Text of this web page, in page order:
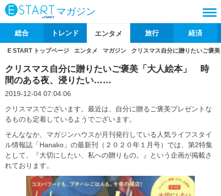
マガジン
総合 トレンド エンタメ 旅行 経済
E START トップページ エンタメ マガジン クリスマス自分に贈りたいご
クリスマス自分に贈りたいご褒美「大人絵本」 時
間のある夜、浸りたい……
2019-12-04 07:04:06
クリスマスでございます。最近は、自分に贈るご褒美プレゼントな
るものも定着しているようでございます。
そんななか、マガジンハウスが月刊発行している人気ライフスタイ
ル情報誌「Hanako」の最新刊（２０２０年１月号）では、第2特集
として、『大切にしたい、私への贈りもの。』という企画が掲載さ
れております。